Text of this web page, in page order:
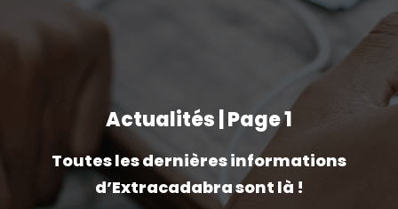
Actualités | Page 1
Toutes les dernières informations
d’Extracadabra sont là !